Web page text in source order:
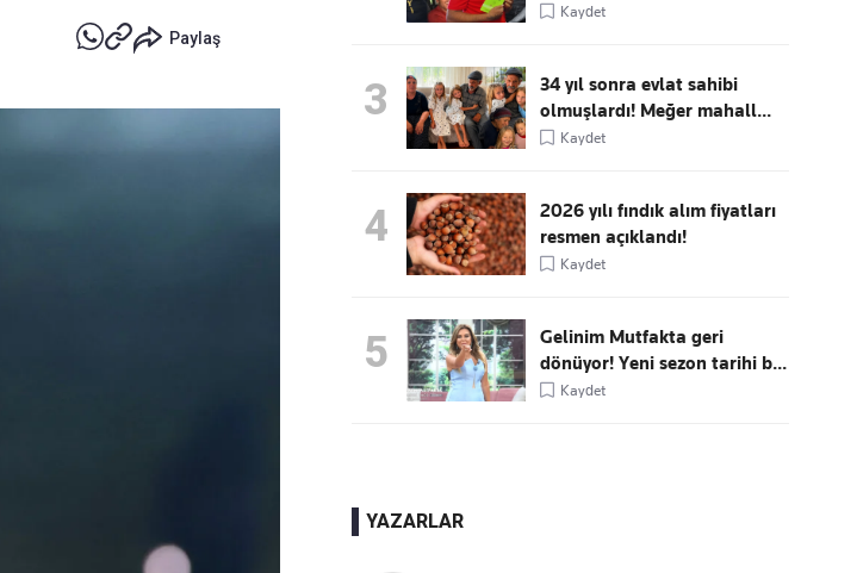
Paylaş
Kaydet
3
34 yıl sonra evlat sahibi
olmuşlardı! Meğer mahall...
Kaydet
4
2026 yılı fındık alım fiyatları
resmen açıklandı!
Kaydet
5
Gelinim Mutfakta geri
dönüyor! Yeni sezon tarihi b...
Kaydet
YAZARLAR